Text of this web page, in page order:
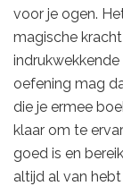
voor je ogen.
magische
oefening mag
die je ermee
klaar om te
goed is en
altijd al van